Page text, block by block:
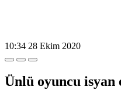
10:34 28 Ekim 2020
Ünlü oyuncu isyan